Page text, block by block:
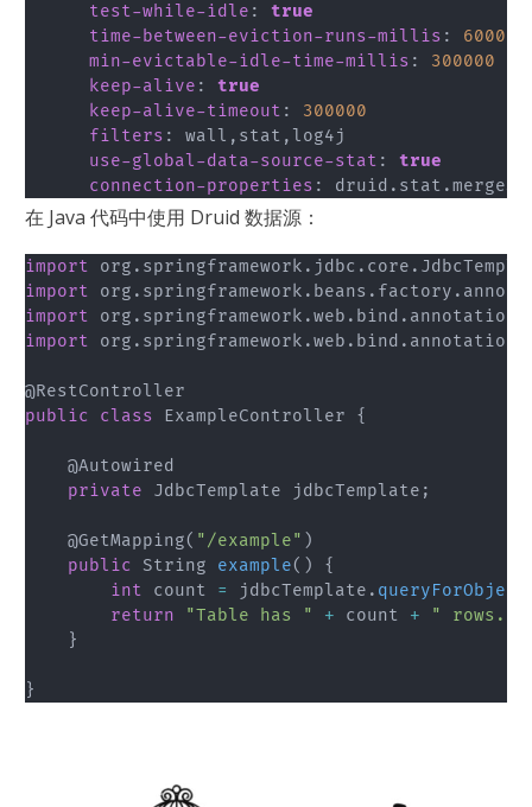
test-while-idle :
true
time-between-eviction-runs-millis :
60000
min-evictable-idle-time-millis :
300000
keep-alive :
true
keep-alive-timeout :
300000
filters : wall , stat , log4j
use-global-data-source-stat :
true
connection-properties :
在 Java 代码中使用 Druid 数据源：
import org . springframework . jdbc . core .
import
org . springframework . beans . factory .
import
org . springframework .web . bind . annotation
import
org . springframework .web . bind . annotation
@RestController
public
class ExampleController {
@Autowired
private
JdbcTemplate jdbcTemplate ;
@GetMapping( "/example" )
public
String example( )
{
int count = jdbcTemplate . queryForObject
return
"Table has " + count + " rows."
}
}